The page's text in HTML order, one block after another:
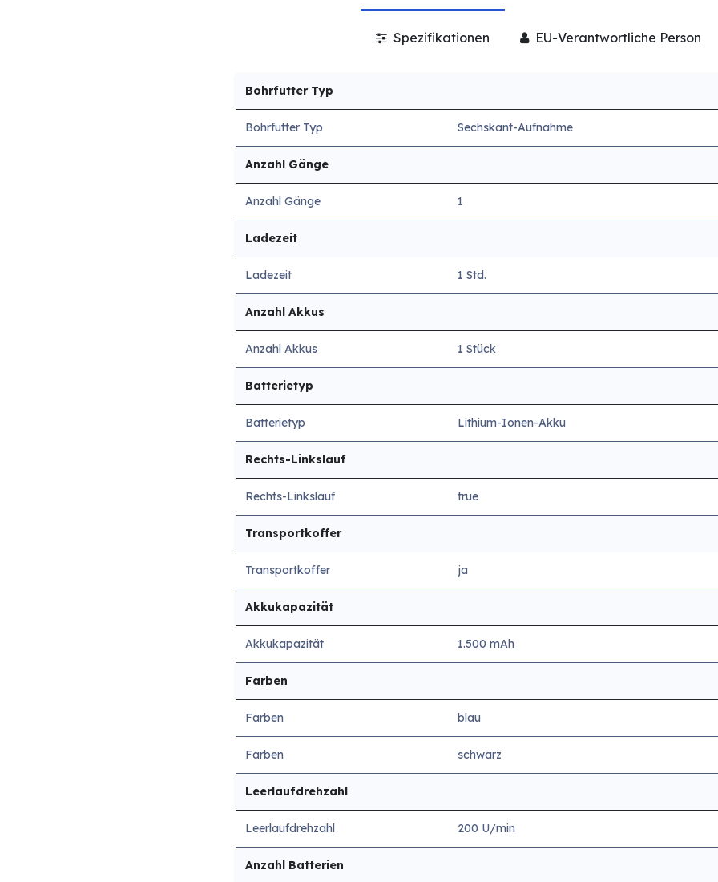
Spezifikationen EU-Verantwortliche Person
Bohrfutter Typ
Bohrfutter Typ Sechskant-Aufnahme
Anzahl Gänge
Anzahl Gänge 1
Ladezeit
Ladezeit 1 Std.
Anzahl Akkus
Anzahl Akkus 1 Stück
Batterietyp
Batterietyp Lithium-Ionen-Akku
Rechts-Linkslauf
Rechts-Linkslauf true
Transportkoffer
Transportkoffer ja
Akkukapazität
Akkukapazität 1.500 mAh
Farben
Farben blau
Farben schwarz
Leerlaufdrehzahl
Leerlaufdrehzahl 200 U/min
Anzahl Batterien